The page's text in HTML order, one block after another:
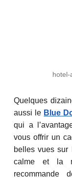
hotel-
Quelques
aussi le Blue
qui a
vous offrir un
belles vues sur
calme et la
recommande